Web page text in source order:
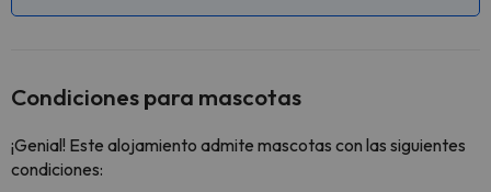
Condiciones para mascotas
¡Genial! Este alojamiento admite mascotas con las siguientes
condiciones: